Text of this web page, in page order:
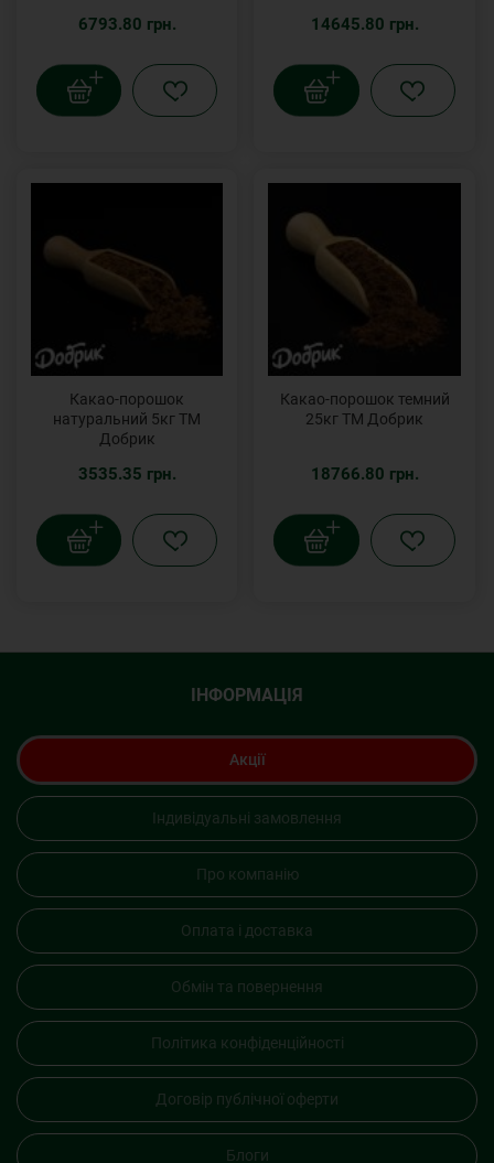
6793.80 грн. 14645.80 грн.
Какао-порошок
натуральний 5кг ТМ
Добрик
3535.35 грн.
Какао-порошок темний
25кг ТМ Добрик
18766.80 грн.
ІНФОРМАЦІЯ
Акції
Індивідуальні замовлення
Про компанію
Оплата і доставка
Обмін та повернення
Політика конфіденційності
Договір публічної оферти
Блоги